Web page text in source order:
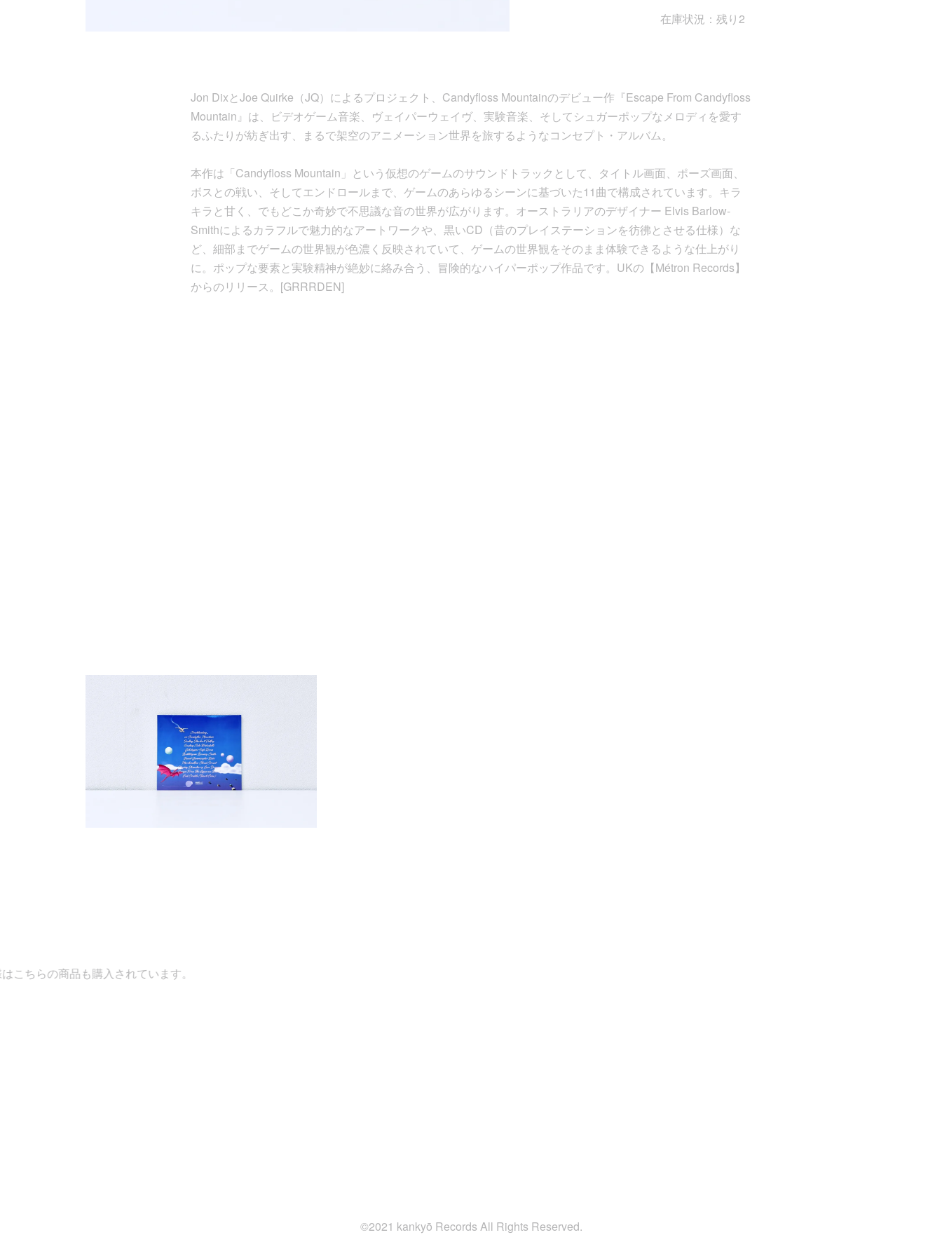
在庫状況：残り2
Jon DixとJoe Quirke（JQ）によるプロジェクト、Candyfloss Mountainのデビュー作『Escape From Candyfloss
Mountain』は、ビデオゲーム音楽、ヴェイパーウェイヴ、実験音楽、そしてシュガーポップなメロディを愛す
るふたりが紡ぎ出す、まるで架空のアニメーション世界を旅するようなコンセプト・アルバム。
本作は「Candyfloss Mountain」という仮想のゲームのサウンドトラックとして、タイトル画面、ポーズ画面、
ボスとの戦い、そしてエンドロールまで、ゲームのあらゆるシーンに基づいた11曲で構成されています。キラ
キラと甘く、でもどこか奇妙で不思議な音の世界が広がります。オーストラリアのデザイナー Elvis Barlow-
Smithによるカラフルで魅力的なアートワークや、黒いCD（昔のプレイステーションを彷彿とさせる仕様）な
ど、細部までゲームの世界観が色濃く反映されていて、ゲームの世界観をそのまま体験できるような仕上がり
に。ポップな要素と実験精神が絶妙に絡み合う、冒険的なハイパーポップ作品です。UKの【Métron Records】
からのリリース。[GRRRDEN]
されています。
©2021 kankyō Records All Rights Reserved.